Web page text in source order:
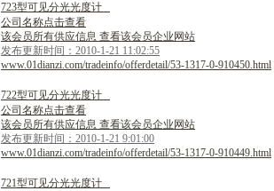
723型可见分光光度计
公司名称点击查看
该会员所有供应信息 查看该会员企业网站
发布更新时间：2010-1-21 11:02:55
www.01dianzi.com/tradeinfo/offerdetail/53-1317-0-910450.html
722型可见分光光度计
公司名称点击查看
该会员所有供应信息 查看该会员企业网站
发布更新时间：2010-1-21 9:01:00
www.01dianzi.com/tradeinfo/offerdetail/53-1317-0-910449.html
721型可见分光光度计